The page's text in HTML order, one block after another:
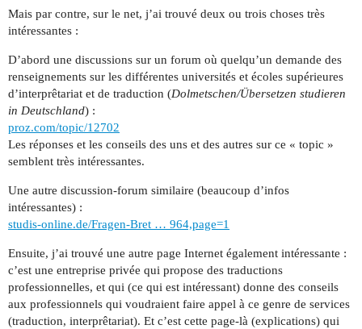
Mais par contre, sur le net, j’ai trouvé deux ou trois choses très
intéressantes :
D’abord une discussions sur un forum où quelqu’un demande des
renseignements sur les différentes universités et écoles supérieures
d’interprêtariat et de traduction (Dolmetschen/Übersetzen studieren
in Deutschland) :
proz.com/topic/12702
Les réponses et les conseils des uns et des autres sur ce « topic »
semblent très intéressantes.
Une autre discussion-forum similaire (beaucoup d’infos
intéressantes) :
studis-online.de/Fragen-Bret … 964,page=1
Ensuite, j’ai trouvé une autre page Internet également intéressante :
c’est une entreprise privée qui propose des traductions
professionnelles, et qui (ce qui est intéressant) donne des conseils
aux professionnels qui voudraient faire appel à ce genre de services
(traduction, interprêtariat). Et c’est cette page-là (explications) qui